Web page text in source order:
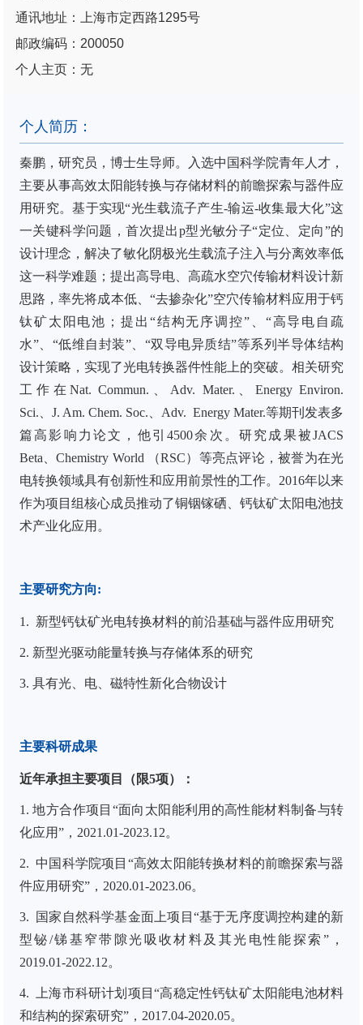
通讯地址：上海市定西路1295号
邮政编码：200050
个人主页：无
个人简历：
秦鹏， 研究员， 博士生导师。 入选中国科学院青年人才 ，
主要从事高效太阳能转换与存储材料的前瞻探索与器件应
用研究。基于实现“光生载流子产生-输运-收集最大化”这
一关键科学问题，首次提出p型光敏分子“定位、定向”的
设计理念，解决了敏化阴极光生载流子注入与分离效率低
这一科学难题；提出高导电、高疏水空穴传输材料设计新
思路，率先将成本低、“去掺杂化”空穴传输材料应用于钙
钛矿太阳电池；提出“结构无序调控”、“高导电自疏
水”、“低维自封装”、“双导电异质结”等系列半导体结构
设计策略，实现了光电转换器件性能上的突破。相关研究
工作在Nat. Commun. Adv. Mater. Energy Environ.
Sci.
J. Am. Chem. Soc. Adv. Energy Mater.等期刊发表多
篇高影响力论文 ，他引4500余次。研究成果被JACS
Beta 、Chemistry World （RSC） 等亮点评论，被誉为在光
电转换领域具有创新性和应用前景性的工作。 2016年以来
作为项目组核心成员推动了铜铟镓硒、钙钛矿太阳电池技
术产业化应用。
主要研究方向:
1. 新型钙钛矿光电转换材料的前沿基础与器件应用研究
2. 新型光驱动能量转换与存储体系的研究
3. 具有光、电、磁特性新化合物设计
主要科研成果
近年承担主要项目（限5项）：
1. 地方合作项目“面向太阳能利用的高性能材料制备与转
化应用”，2021.01-2023.12。
2. 中国科学院项目 “高效太阳能转换材料的前瞻探索与器
件应用研究” ，2020.01-2023.06。
3. 国家自然科学基金面上项目 “基于无序度调控构建的新
型铋/锑基窄带隙光吸收材料及其光电性能探索 ”，
2019.01-2022.12。
4. 上海市科研计划项目“高稳定性钙钛矿太阳能电池材料
和结构的探索研究” ，2017.04-2020.05。